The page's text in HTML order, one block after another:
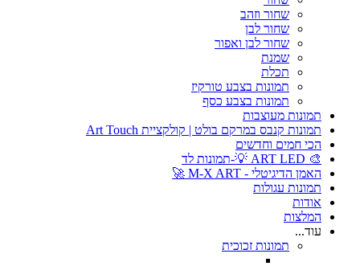
שחור וזהב
שחור לבן
שחור לבן ואפור
שמנת
תכלת
תמונות בצבע טורקיז
תמונות בצבע כסף
תמונות מעוצבות
תמונות קנבס במרקם בולט | קולקציית Art Touch
הכי חמים וחדשים
🎨 ART LED 💡-תמונות לד
האמן הדיגיטלי - M-X ART 🚀
תמונות עגולות
אודות
המלצות
עוד...
תמונות זכוכית